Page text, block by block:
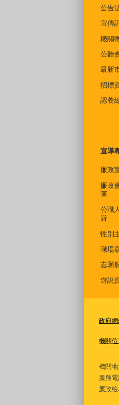
公告
宣傳
機關
公聽
最新
招標
認養
宣導
廉政
廉政
區
公職
避
性別
職場
志願
遊說
政府
機關
機關
服務
廉政